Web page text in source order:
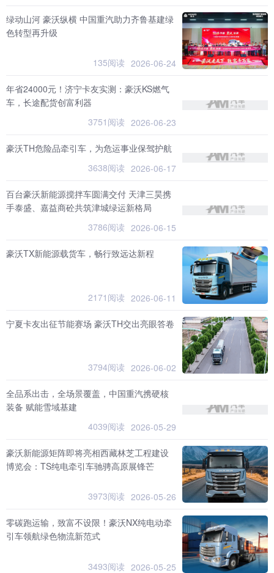
绿动山河 豪沃纵横 中国重汽助力齐鲁基建绿
色转型再升级
135阅读 2026-06-24
年省24000元！济宁卡友实测：豪沃KS燃气
车，长途配货创富利器
3751阅读 2026-06-23
豪沃TH危险品牵引车，为危运事业保驾护航
3638阅读 2026-06-17
百台豪沃新能源搅拌车圆满交付 天津三昊携
手泰盛、嘉益商砼共筑津城绿运新格局
3786阅读 2026-06-15
豪沃TX新能源载货车，畅行致远达新程
2171阅读 2026-06-11
宁夏卡友出征节能赛场 豪沃TH交出亮眼答卷
3794阅读 2026-06-02
全品系出击，全场景覆盖，中国重汽携硬核
装备 赋能雪域基建
4039阅读 2026-05-29
豪沃新能源矩阵即将亮相西藏林芝工程建设
博览会：TS纯电牵引车驰骋高原展锋芒
3973阅读 2026-05-26
零碳跑运输，致富不设限！豪沃NX纯电动牵
引车领航绿色物流新范式
3493阅读 2026-05-25